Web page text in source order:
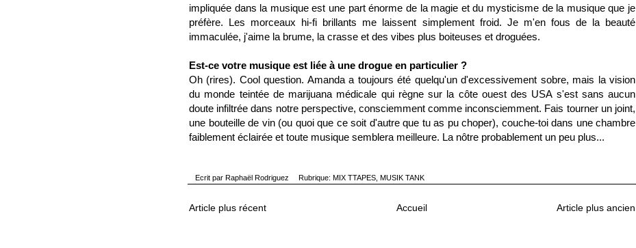
impliquée dans la musique est une part énorme de la magie et du mysticisme de la musique que je
préfère. Les morceaux hi-fi brillants me laissent simplement froid. Je m'en fous de la beauté
immaculée, j'aime la brume, la crasse et des vibes plus boiteuses et droguées.
Est-ce votre musique est liée à une drogue en particulier ?
Oh (rires). Cool question. Amanda a toujours été quelqu'un d'excessivement sobre, mais la vision
du monde teintée de marijuana médicale qui règne sur la côte ouest des USA s'est sans aucun
doute infiltrée dans notre perspective, consciemment comme inconsciemment. Fais tourner un joint,
une bouteille de vin (ou quoi que ce soit d'autre que tu as pu choper), couche-toi dans une chambre
faiblement éclairée et toute musique semblera meilleure. La nôtre probablement un peu plus...
Ecrit parRaphaël Rodriguez Rubrique:MIX TTAPES ,MUSIK TANK
Article plus récent Article plus ancien
Accueil